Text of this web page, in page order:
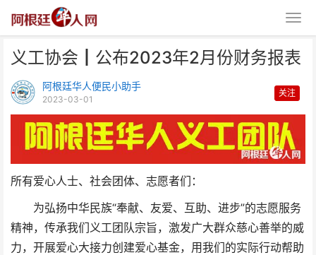
义工协会┃公布2023年2月份财务报表
阿根廷华人便民小助手
2023-03-01
关注
所有爱心人士、社会团体、志愿者们：
为弘扬中华民族“奉献、友爱、互助、进步”的志愿服务
精神，传承我们义工团队宗旨，激发广大群众慈心善举的威
力，开展爱心大接力创建爱心基金，用我们的实际行动帮助
义工协会┃公布2023年2月份财
务报表